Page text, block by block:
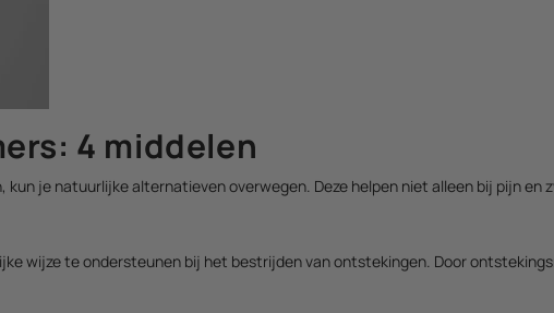
4 middelen
je natuurlijke alternatieven overwegen. Deze helpen niet alleen bij pijn en
wijze te ondersteunen bij het bestrijden van ontstekingen. Door